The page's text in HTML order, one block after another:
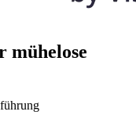
mühelose